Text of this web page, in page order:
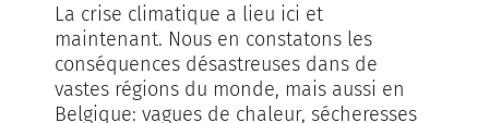
La crise climatique a lieu ici et
maintenant. Nous en constatons les
conséquences désastreuses dans de
vastes régions du monde, mais aussi en
Belgique: vagues de chaleur, sécheresses